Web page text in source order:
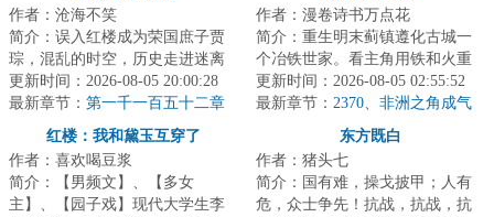
作者：沧海不笑
简介：误入红楼成为荣国庶子贾
琮，混乱的时空，历史走进迷离
支路，无数彪炳史册的英士人
杰，湮没在时光的...
更新时间：2026-08-05 20:00:28
最新章节： 第一千一百五十二章
奉茶寝娇香
作者：漫卷诗书万点花
简介：重生明末蓟镇遵化古城一
个冶铁世家。看主角用铁和火重
整万里河山。...
更新时间：2026-08-05 02:55:52
最新章节： 2370、非洲之角成气
红楼：我和黛玉互穿了
作者：喜欢喝豆浆
简介：【男频文】、【多女
主】、【园子戏】现代大学生李
东方既白
作者：猪头七
简介：国有难，操戈披甲；人有
危，众士争先！抗战，抗战，抗